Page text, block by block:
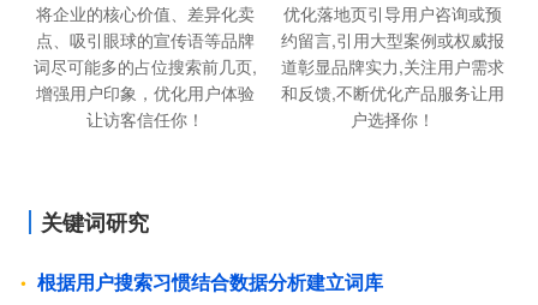
将企业的核心价值、差异化卖
点、吸引眼球的宣传语等品牌
词尽可能多的占位搜索前几页,
增强用户印象，优化用户体验
让访客信任你！
优化落地页引导用户咨询或预
约留言,引用大型案例或权威报
道彰显品牌实力,关注用户需求
和反馈,不断优化产品服务让用
户选择你！
关键词研究
根据用户搜索习惯结合数据分析建立词库